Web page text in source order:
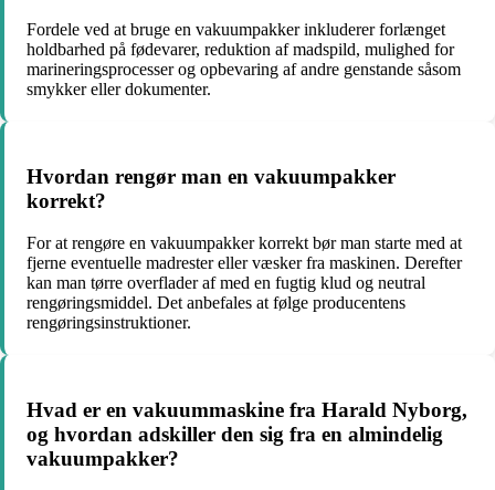
Fordele ved at bruge en vakuumpakker inkluderer forlænget
holdbarhed på fødevarer, reduktion af madspild, mulighed for
marineringsprocesser og opbevaring af andre genstande såsom
smykker eller dokumenter.
Hvordan rengør man en vakuumpakker
korrekt?
For at rengøre en vakuumpakker korrekt bør man starte med at
fjerne eventuelle madrester eller væsker fra maskinen. Derefter
kan man tørre overflader af med en fugtig klud og neutral
rengøringsmiddel. Det anbefales at følge producentens
rengøringsinstruktioner.
Hvad er en vakuummaskine fra Harald Nyborg,
og hvordan adskiller den sig fra en almindelig
vakuumpakker?